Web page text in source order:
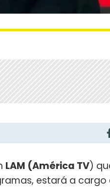
LAM (América TV)
estará a cargo